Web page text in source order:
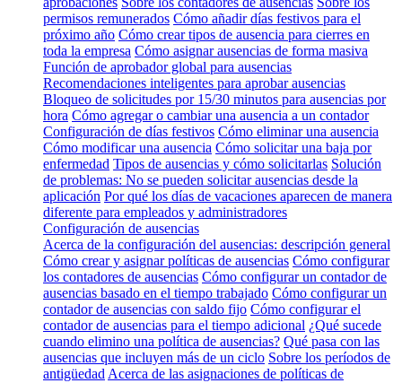
permisos remunerados Cómo añadir días festivos para el
próximo año Cómo crear tipos de ausencia para cierres en
toda la empresa Cómo asignar ausencias de forma masiva
Función de aprobador global para ausencias
Recomendaciones inteligentes para aprobar ausencias
Bloqueo de solicitudes por 15/30 minutos para ausencias por
hora Cómo agregar o cambiar una ausencia a un contador
Configuración de días festivos Cómo eliminar una ausencia
Cómo modificar una ausencia Cómo solicitar una baja por
enfermedad Tipos de ausencias y cómo solicitarlas Solución
de problemas: No se pueden solicitar ausencias desde la
aplicación Por qué los días de vacaciones aparecen de manera
diferente para empleados y administradores
Configuración de ausencias
Acerca de la configuración del ausencias: descripción general
Cómo crear y asignar políticas de ausencias Cómo configurar
los contadores de ausencias Cómo configurar un contador de
ausencias basado en el tiempo trabajado Cómo configurar un
contador de ausencias con saldo fijo Cómo configurar el
contador de ausencias para el tiempo adicional ¿Qué sucede
cuando elimino una política de ausencias? Qué pasa con las
ausencias que incluyen más de un ciclo Sobre los períodos de
antigüedad Acerca de las asignaciones de políticas de